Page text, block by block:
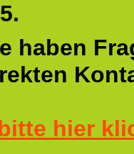
haben
hier